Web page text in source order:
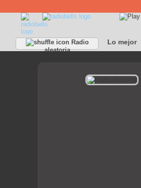
Radio
aleatoria
Lo mejor